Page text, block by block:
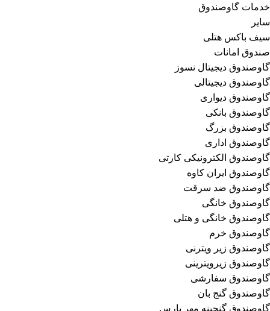
خدمات گاوصندوق
سایر
سیف باکس هتلی
صندوق امانات
گاوصندوق دیجیتال نسوز
گاوصندوق دیجیتالی
گاوصندوق دیواری
گاوصندوق بانکی
گاوصندوق بزرگ
گاوصندوق اداری
گاوصندوق الکترونیکی کارتی
گاوصندوق ایران کاوه
گاوصندوق ضد سرقت
گاوصندوق خانگی
گاوصندوق خانگی و هتلی
گاوصندوق خرم
گاوصندوق زیر ویترنی
گاوصندوق زیرویترینی
گاوصندوق سفارشی
گاوصندوق گنج بان
گاوصندوق گنجینه مهر پارس